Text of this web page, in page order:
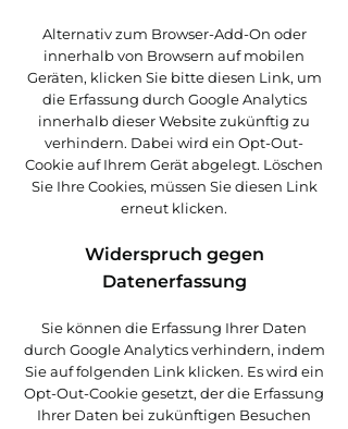
Alternativ zum Browser-Add-On oder
innerhalb von Browsern auf mobilen
Geräten, klicken Sie bitte diesen Link, um
die Erfassung durch Google Analytics
innerhalb dieser Website zukünftig zu
verhindern. Dabei wird ein Opt-Out-
Cookie auf Ihrem Gerät abgelegt. Löschen
Sie Ihre Cookies, müssen Sie diesen Link
erneut klicken.
Widerspruch gegen
Datenerfassung
Sie können die Erfassung Ihrer Daten
durch Google Analytics verhindern, indem
Sie auf folgenden Link klicken. Es wird ein
Opt-Out-Cookie gesetzt, der die Erfassung
Ihrer Daten bei zukünftigen Besuchen